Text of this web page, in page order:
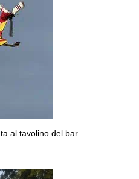
al tavolino del bar